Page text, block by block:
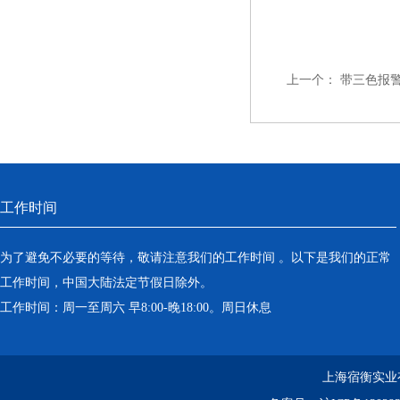
上一个： 带三色报
工作时间
为了避免不必要的等待，敬请注意我们的工作时间 。以下是我们的正常
工作时间，中国大陆法定节假日除外。
工作时间：周一至周六 早8:00-晚18:00。周日休息
上海宿衡实